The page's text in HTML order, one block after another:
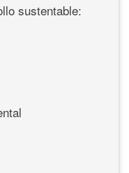
sustentable: